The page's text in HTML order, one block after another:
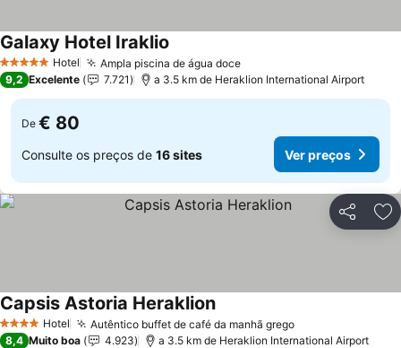
5 Estrelas Hotel Ampla piscina de água doce
Galaxy Hotel Iraklio
9,2 Excelente 7.721 a 3.5 km de Heraklion International Airport
De € 80
Consulte os preços de 16 sites Ver preços
Partilhar
4 EstrelasHotel Autêntico buffet de café da manhã grego
Capsis Astoria Heraklion
8,4 Muito boa 4.923 a 3.5 km de Heraklion International Airport